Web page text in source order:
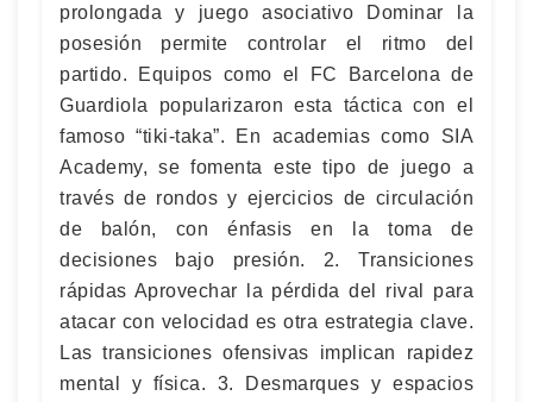
prolongada y juego asociativo Dominar la
posesión permite controlar el ritmo del
partido. Equipos como el FC Barcelona de
Guardiola popularizaron esta táctica con el
famoso “tiki-taka”. En academias como SIA
Academy, se fomenta este tipo de juego a
través de rondos y ejercicios de circulación
de balón, con énfasis en la toma de
decisiones bajo presión. 2. Transiciones
rápidas Aprovechar la pérdida del rival para
atacar con velocidad es otra estrategia clave.
Las transiciones ofensivas implican rapidez
mental y física. 3. Desmarques y espacios